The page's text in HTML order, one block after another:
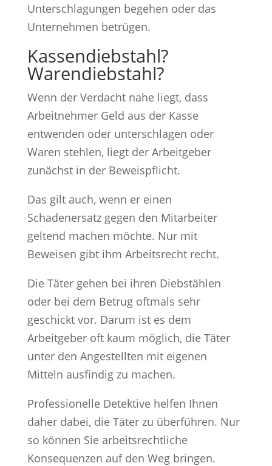
Unterschlagungen begehen oder das
Unternehmen betrügen.
Kassendiebstahl?
Warendiebstahl?
Wenn der Verdacht nahe liegt, dass
Arbeitnehmer Geld aus der Kasse
entwenden oder unterschlagen oder
Waren stehlen, liegt der Arbeitgeber
zunächst in der Beweispflicht.
Das gilt auch, wenn er einen
Schadenersatz gegen den Mitarbeiter
geltend machen möchte. Nur mit
Beweisen gibt ihm Arbeitsrecht recht.
Die Täter gehen bei ihren Diebstählen
oder bei dem Betrug oftmals sehr
geschickt vor. Darum ist es dem
Arbeitgeber oft kaum möglich, die Täter
unter den Angestellten mit eigenen
Mitteln ausfindig zu machen.
Professionelle Detektive helfen Ihnen
daher dabei, die Täter zu überführen. Nur
so können Sie arbeitsrechtliche
Konsequenzen auf den Weg bringen.